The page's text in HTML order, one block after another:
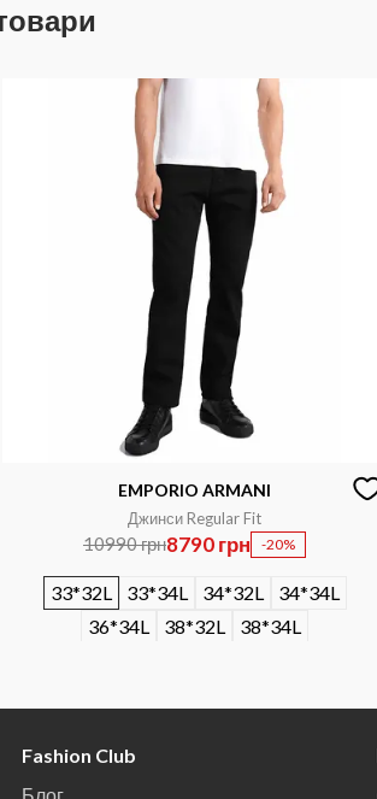
EMPORIO ARMANI
Джинси Regular Fit
10990 грн8790 грн -20%
33*32L 33*34L 34*32L
34*34L
36*34L
38*32L 38*34L
Fashion Club
Блог